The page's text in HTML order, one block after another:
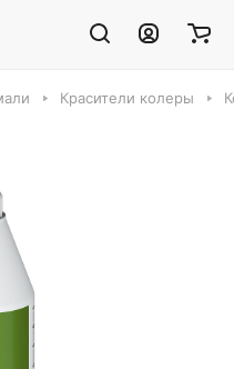
Красители колеры